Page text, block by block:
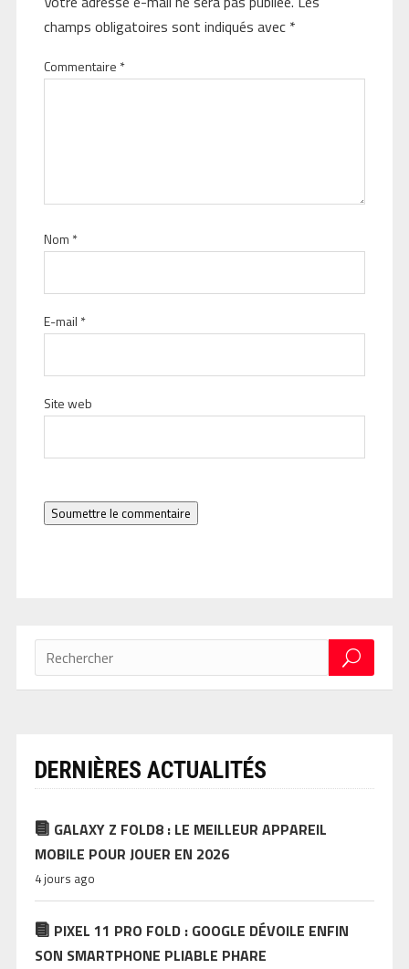
champs obligatoires sont indiqués avec *
Commentaire *
Nom *
E-mail *
Site web
Soumettre le commentaire
DERNIÈRES ACTUALITÉS
GALAXY Z FOLD8 : LE MEILLEUR APPAREIL
MOBILE POUR JOUER EN 2026
4 jours ago
PIXEL 11 PRO FOLD : GOOGLE DÉVOILE ENFIN
SON SMARTPHONE PLIABLE PHARE